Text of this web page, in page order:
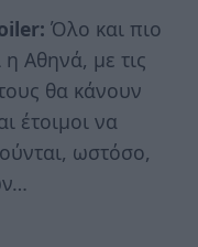
Όλο και πιο
Αθηνά, με τις
θα κάνουν
έτοιμοι να
ωστόσο,